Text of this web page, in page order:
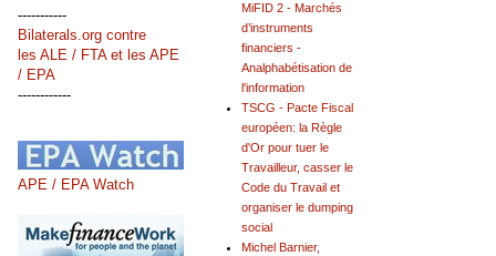
MiFID 2 - Marchés
d’instruments
financiers -
Analphabétisation de
l'information
TSCG - Pacte Fiscal
européen: la Règle
d'Or pour tuer le
Travailleur, casser le
Code du Travail et
organiser le dumping
social
Michel Barnier,
-----------
Bilaterals.org contre
les ALE / FTA et les APE
/ EPA
------------
APE / EPA Watch